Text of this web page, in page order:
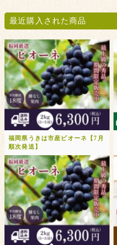
最近購入された商品
福岡県うきは市産ピオーネ【7月
順次発送】